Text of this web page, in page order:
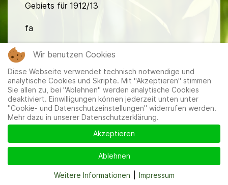
Gebiets für 1912/13
fa
Mitglieder|Impressum|Datenschutzerklärung|Cookie-
und Datenschutzeinstellungen
Wir benutzen Cookies
Diese Webseite verwendet technisch notwendige und
analytische Cookies und Skripte. Mit "Akzeptieren" stimmen
Sie allen zu, bei "Ablehnen" werden analytische Cookies
deaktiviert. Einwilligungen können jederzeit unten unter
"Cookie- und Datenschutzeinstellungen" widerrufen werden.
Mehr dazu in unserer Datenschutzerklärung.
Akzeptieren
Ablehnen
Weitere Informationen Impressum